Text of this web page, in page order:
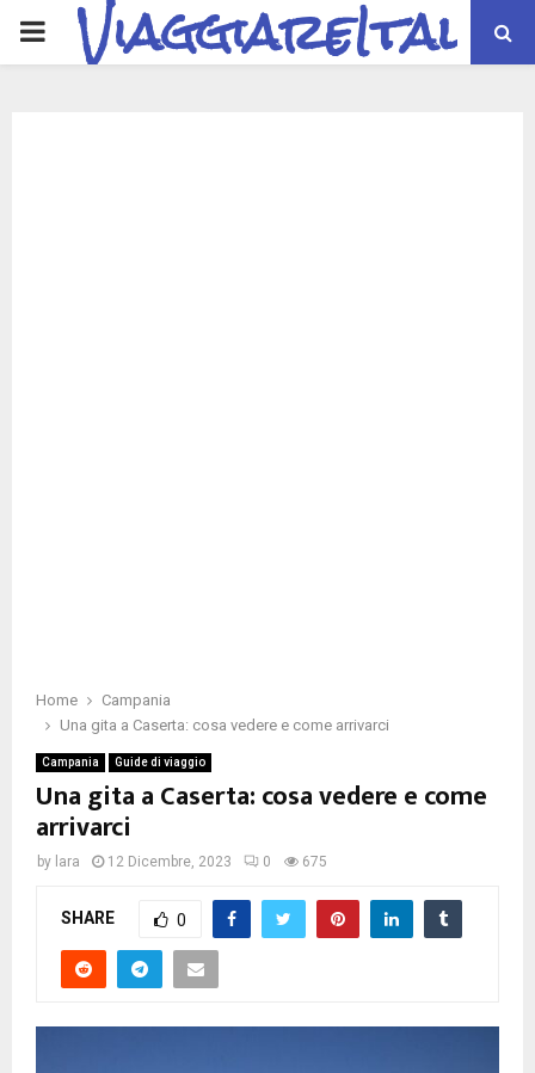
PRIMARYViaggiareItalia
Home
Campania
Una gita a Caserta: cosa vedere e come arrivarci
Campania Guide di viaggio
Una gita a Caserta: cosa vedere e come
arrivarci
by lara 12 Dicembre, 2023 0 675
SHARE 0